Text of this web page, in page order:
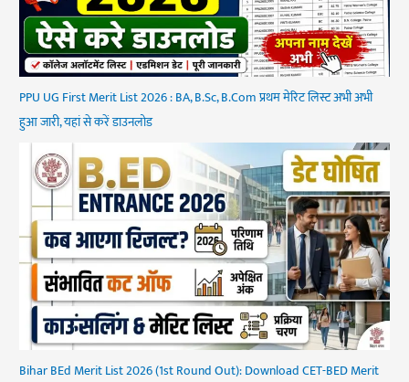
PPU UG First Merit List 2026 : BA, B.Sc, B.Com प्रथम मेरिट लिस्ट अभी अभी
हुआ जारी, यहां से करें डाउनलोड
Bihar BEd Merit List 2026 (1st Round Out): Download CET-BED Merit